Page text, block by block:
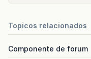
Topicos relacionados
Componente de forum